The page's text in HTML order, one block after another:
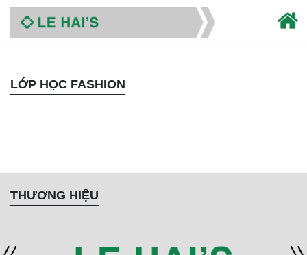
LỚP HỌC FASHION
THƯƠNG HIỆU